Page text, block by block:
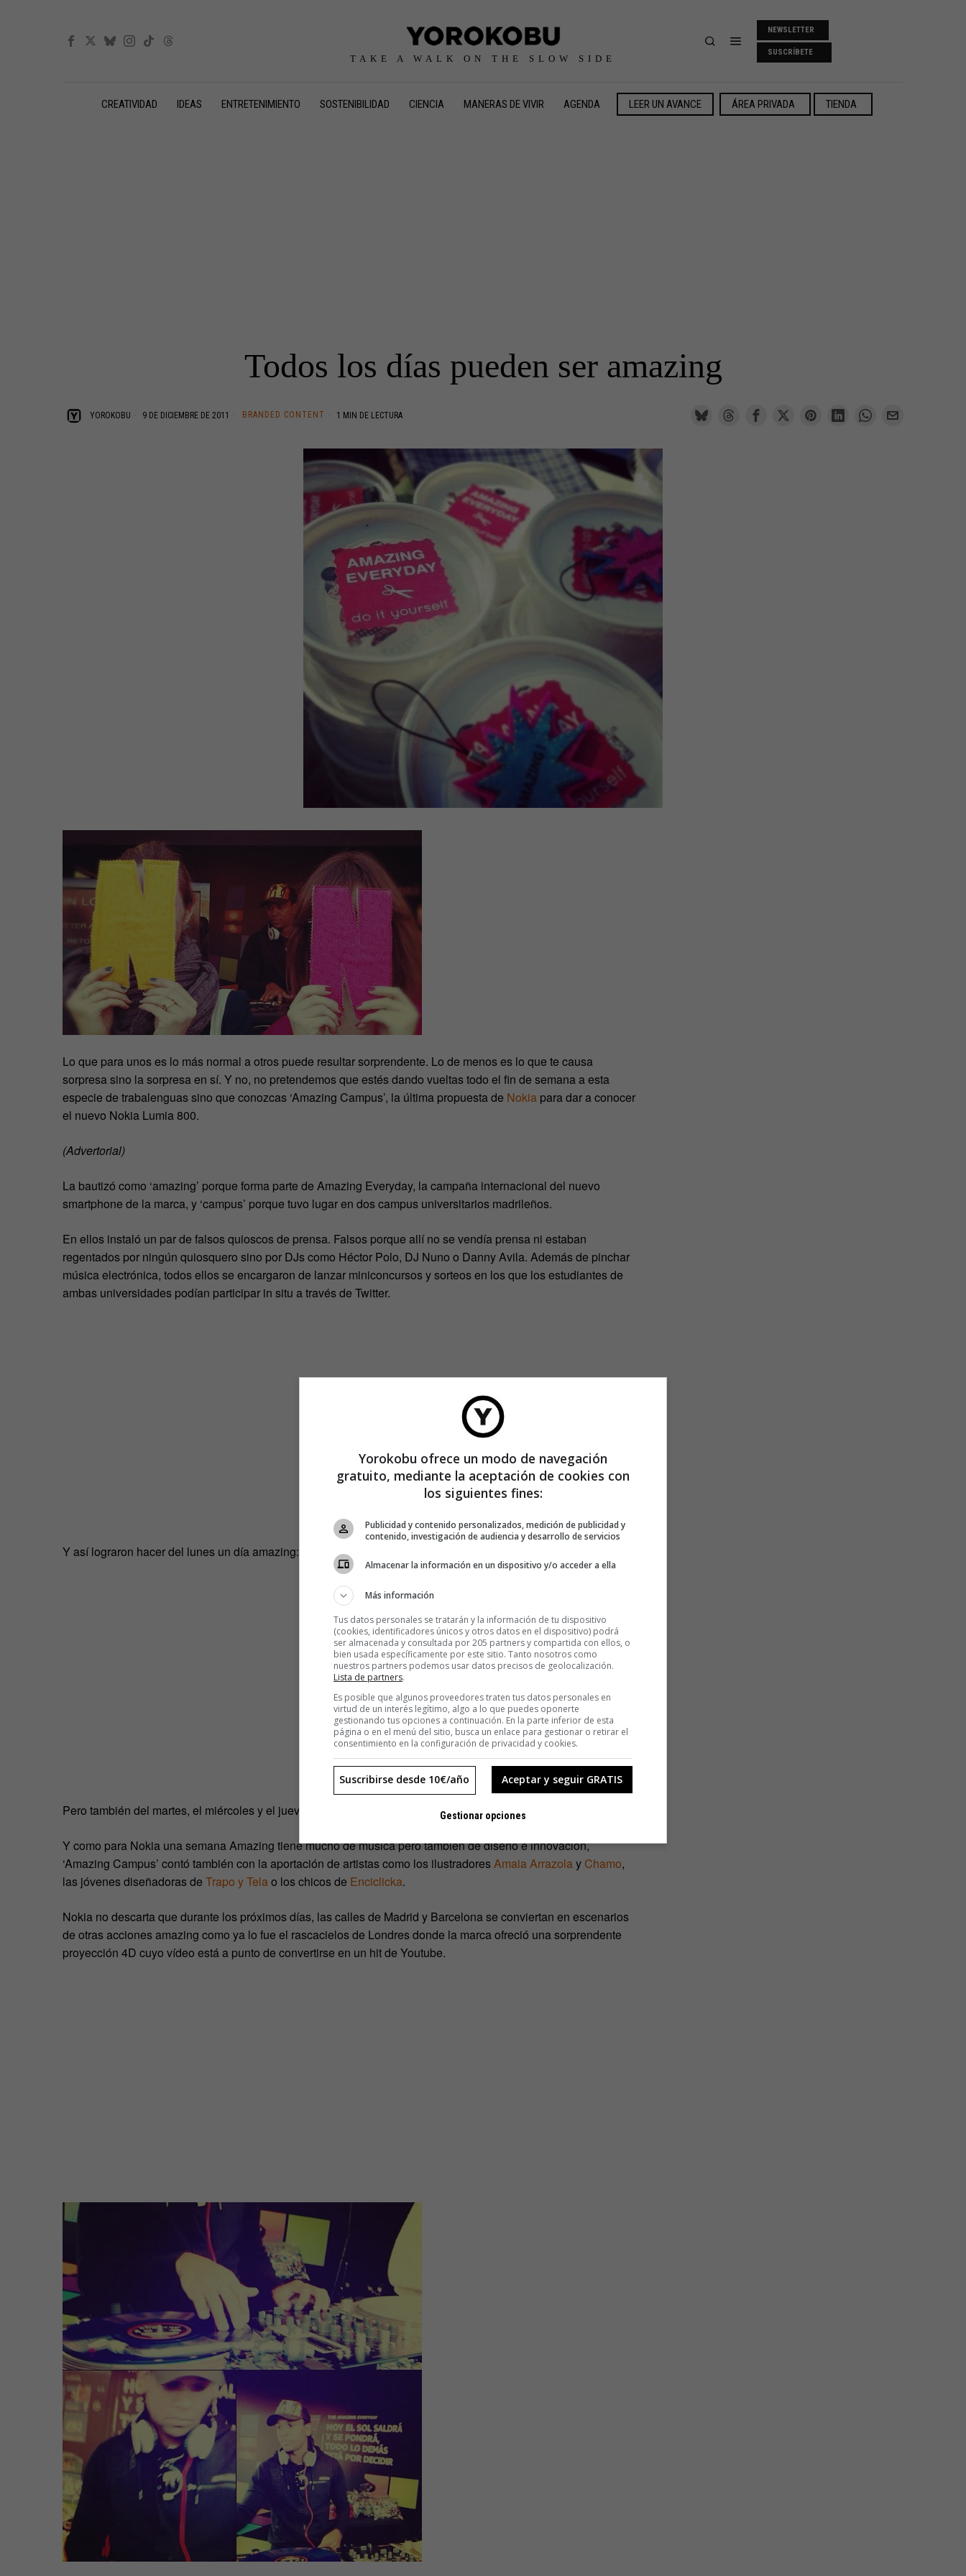
TAKE A WALK ON THE SLOW SIDE
NEWSLETTER
SUSCRÍBETE
CREATIVIDAD IDEAS ENTRETENIMIENTO SOSTENIBILIDAD CIENCIA MANERAS DE VIVIR AGENDA LEER UN AVANCE ÁREA PRIVADA TIENDA
Todos los días pueden ser amazing
YOROKOBU 9 DE DICIEMBRE DE 2011 BRANDED CONTENT 1 MIN DE LECTURA
Lo que para unos es lo más normal a otros puede resultar sorprendente. Lo de menos es lo que te causa
sorpresa sino la sorpresa en sí. Y no, no pretendemos que estés dando vueltas todo el fin de semana a esta
especie de trabalenguas sino que conozcas ‘Amazing Campus’, la última propuesta de Nokia para dar a conocer
el nuevo Nokia Lumia 800.
(Advertorial)
La bautizó como ‘amazing’ porque forma parte de Amazing Everyday, la campaña internacional del nuevo
smartphone de la marca, y ‘campus’ porque tuvo lugar en dos campus universitarios madrileños.
En ellos instaló un par de falsos quioscos de prensa. Falsos porque allí no se vendía prensa ni estaban
regentados por ningún quiosquero sino por DJs como Héctor Polo, DJ Nuno o Danny Avila. Además de pinchar
música electrónica, todos ellos se encargaron de lanzar miniconcursos y sorteos en los que los estudiantes de
ambas universidades podían participar in situ a través de Twitter.
Y así lograron hacer del lunes un día amazing:
Pero también del martes, el miércoles y el jueves…
Y como para Nokia una semana Amazing tiene mucho de música pero también de diseño e innovación,
‘Amazing Campus’ contó también con la aportación de artistas como los ilustradores Amaia Arrazola y Chamo,
las jóvenes diseñadoras de Trapo y Tela o los chicos de Enciclicka.
Nokia no descarta que durante los próximos días, las calles de Madrid y Barcelona se conviertan en escenarios
de otras acciones amazing como ya lo fue el rascacielos de Londres donde la marca ofreció una sorprendente
proyección 4D cuyo vídeo está a punto de convertirse en un hit de Youtube.
Yorokobu ofrece un modo de navegación
gratuito, mediante la aceptación de cookies con
los siguientes fines:
Publicidad y contenido personalizados, medición de publicidad y
contenido, investigación de audiencia y desarrollo de servicios
Almacenar la información en un dispositivo y/o acceder a ella
Más información
Tus datos personales se tratarán y la información de tu dispositivo
(cookies, identificadores únicos y otros datos en el dispositivo) podrá
ser almacenada y consultada por 205 partners y compartida con ellos, o
bien usada específicamente por este sitio. Tanto nosotros como
nuestros partners podemos usar datos precisos de geolocalización.
Lista de partners.
Es posible que algunos proveedores traten tus datos personales en
virtud de un interés legítimo, algo a lo que puedes oponerte
gestionando tus opciones a continuación. En la parte inferior de esta
página o en el menú del sitio, busca un enlace para gestionar o retirar el
consentimiento en la configuración de privacidad y cookies.
Aceptar y seguir GRATIS
Suscribirse desde 10€/año
Gestionar opciones